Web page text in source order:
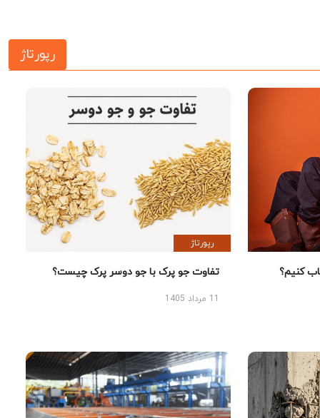
رپورتاژ
کنیم؟
رپورتاژ
تفاوت جو پرک با جو دوسر پرک چیست؟